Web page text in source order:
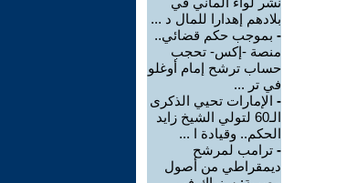
بلادهم إهدارا للمال د ...
- بموجب حكم قضائي..
منصة -إكس- تحجب
حساب ترشح إمام أوغلو
في تر ...
- الإمارات تحيي الذكرى
الـ60 لتولي الشيخ زايد
الحكم.. وقيادة ا ...
- ترامب لمرشح
ديمقراطي من أصول